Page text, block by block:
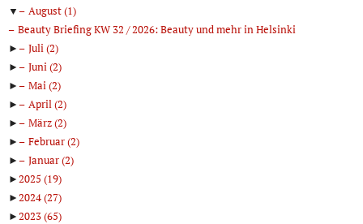
▼
August(1)
Beauty Briefing KW 32 / 2026: Beauty und mehr in Helsinki
►
Juli(2)
►
Juni(2)
►
Mai(2)
►
April(2)
►
März(2)
►
Februar(2)
►
Januar(2)
►2025 (19)
►2024(27)
►2023(65)